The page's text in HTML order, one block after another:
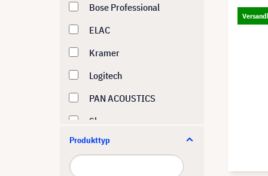
Bose Professional
ELAC
Kramer
Logitech
PAN ACOUSTICS
Shure
Sonos
Produkttyp